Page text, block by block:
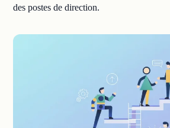
des postes de direction.